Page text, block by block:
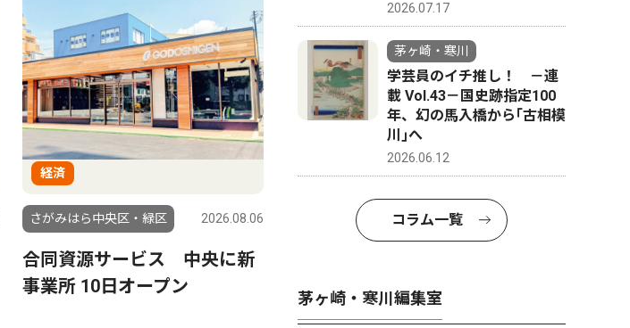
経済
さがみはら中央区・緑区 2026.08.06
合同資源サービス 中央に新
事業所 10日オープン
2026.07.17
茅ヶ崎・寒川
学芸員のイチ推し！ －連
載 Vol.43－国史跡指定100
年、幻の馬入橋から｢古相模
川｣へ
2026.06.12
コラム一覧
茅ヶ崎・寒川編集室